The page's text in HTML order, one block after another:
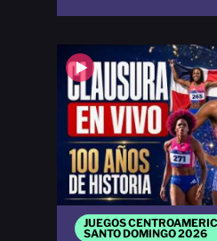
JUEGOS
SANTO DOMINGO 2026